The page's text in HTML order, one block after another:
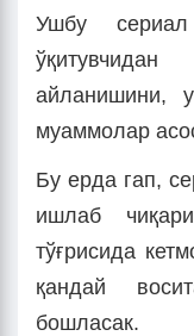
Ушбу
айланишини,
муаммолар
Бу ерда гап,
ишлаб
тўғрисида
қандай
бошласак.